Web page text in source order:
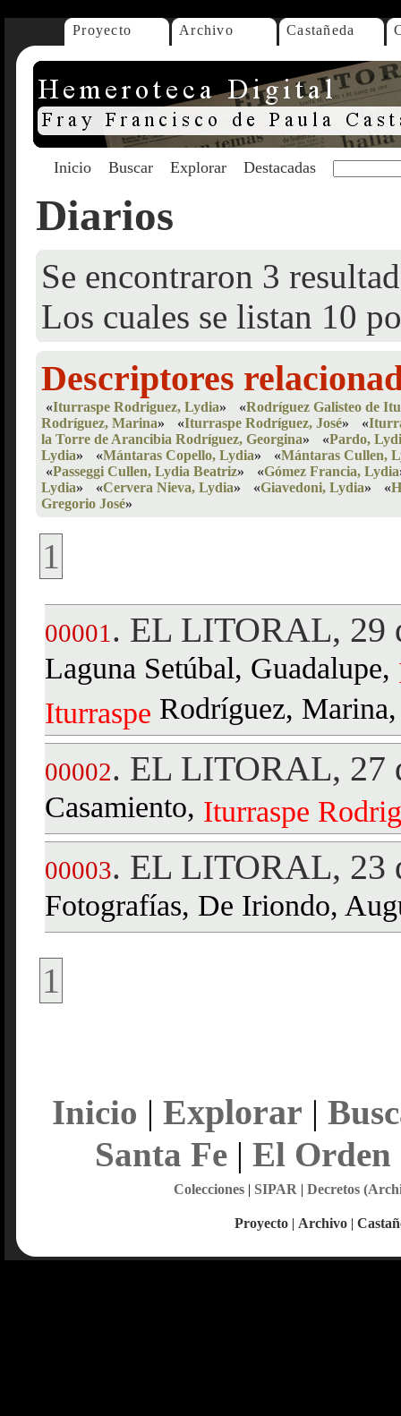
Proyecto Archivo Castañeda
Inicio Buscar Explorar Destacadas
Diarios
Se encontraron 3
Los cuales se listan 10
Descriptores
«Iturraspe Rodriguez, Lydia» «Rodríguez Galisteo de
Rodríguez, Marina» «Iturraspe Rodríguez, José» «
la Torre de Arancibia Rodríguez, Georgina» «Pardo,
Lydia» «Mántaras Copello, Lydia» «Mántaras Cullen,
«Passeggi Cullen, Lydia Beatriz» «Gómez Francia, Lydia
Lydia» «Cervera Nieva, Lydia» «Giavedoni, Lydia» «
Gregorio José»
1
00001 . EL LITORAL, 29
Laguna Setúbal, Guadalupe,
Iturraspe Rodríguez,
00002. EL LITORAL, 27
Casamiento, Iturraspe
00003. EL LITORAL, 23
Fotografías, De Iriondo,
1
Inicio | Explorar |
Santa Fe| El Orden
Colecciones| SIPAR | Decretos
Proyecto | Archivo |